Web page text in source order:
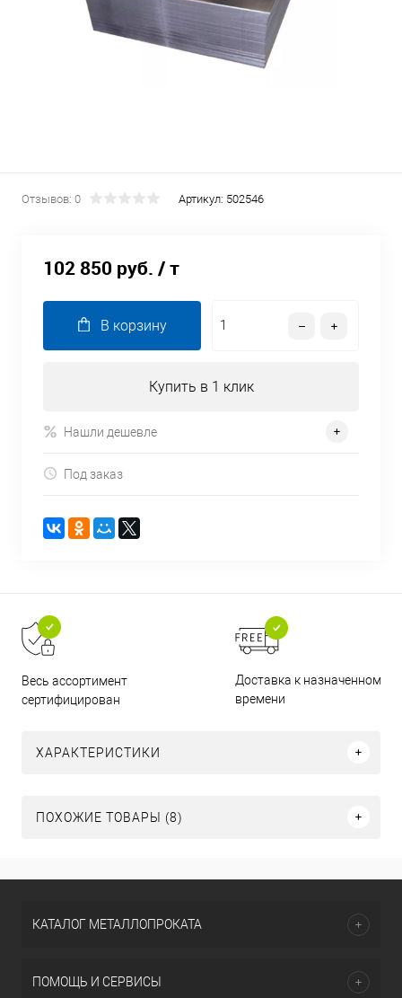
Отзывов: 0 Артикул: 502546
102 850 руб. / т
В корзину
Купить в 1 клик
Нашли дешевле
Под заказ
Весь ассортимент
сертифицирован
Доставка к назначенному
времени
ХАРАКТЕРИСТИКИ
ПОХОЖИЕ ТОВАРЫ (8)
КАТАЛОГ МЕТАЛЛОПРОКАТА
ПОМОЩЬ И СЕРВИСЫ